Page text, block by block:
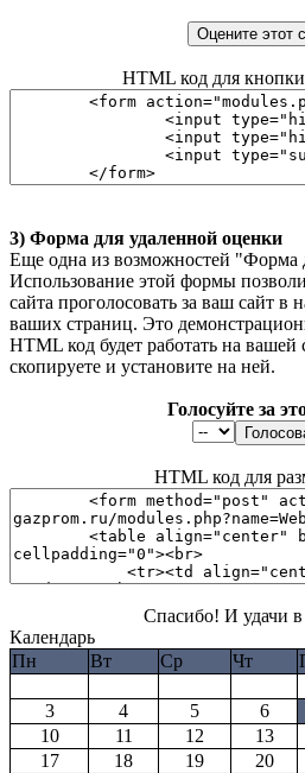
HTML код для
3) Форма для удаленной оценки
Еще одна из возможностей "Форма
Использование этой формы
сайта проголосовать за ваш сайт в
ваших страниц. Это
HTML код будет работать на вашей
скопируете и установите на ней.
Голосуйте за
HTML код для
Спасибо! И удачи в
Календарь
Пн
Вт Ср Чт
3
4 5 6
10
11 12 13
17
18 19 20